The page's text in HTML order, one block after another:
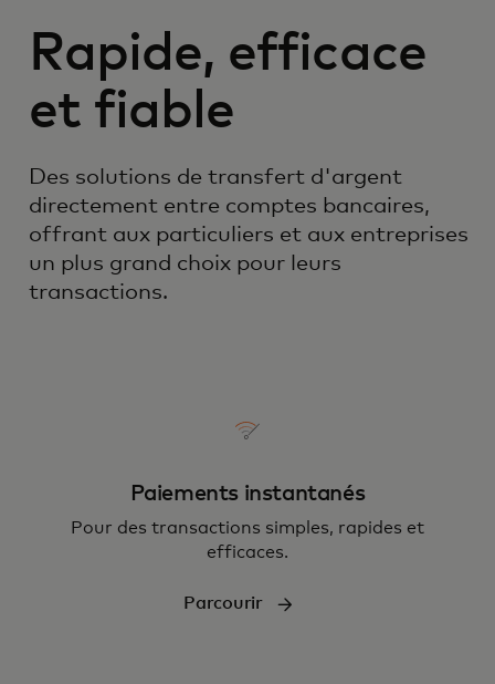
Rapide, efficace
et fiable
Des solutions de transfert d'argent
directement entre comptes bancaires,
offrant aux particuliers et aux entreprises
un plus grand choix pour leurs
transactions.
Paiements instantanés
Pour des transactions simples, rapides et
efficaces.
Parcourir